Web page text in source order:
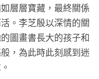
層層寶藏，最終關係
。李芝殷以深情的關
圖畫書長大的孩子和
，為此時此刻感到迷